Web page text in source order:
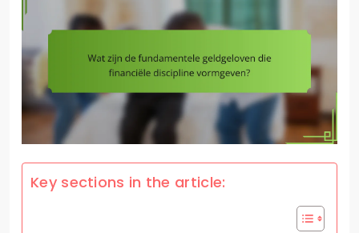
Key sections in the article: